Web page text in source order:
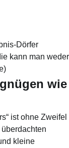
Dörfer
kann man weder
)
wie
ist ohne Zweifel
überdachten
kleine